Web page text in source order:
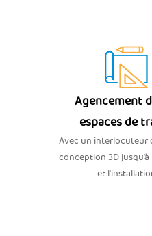
Agencement
espaces de
Avec un interlocuteur
conception 3D
et